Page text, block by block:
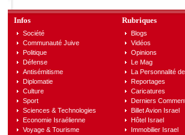
Infos
Société
Communauté Juive
Politique
Défense
Antisémitisme
Diplomatie
Culture
Sport
Sciences & Technologies
Economie Israélienne
Voyage & Tourisme
Rubriques
Blogs
Vidéos
Opinions
Le Mag
La Personnalité
Reportages
Caricatures
Derniers
Billet Avion Israel
Hôtel Israel
Immobilier Israel